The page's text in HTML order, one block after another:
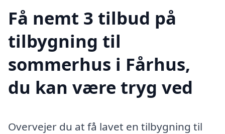
Få nemt 3 tilbud på
tilbygning til
sommerhus i Fårhus,
du kan være tryg ved
Overvejer du at få lavet en tilbygning til